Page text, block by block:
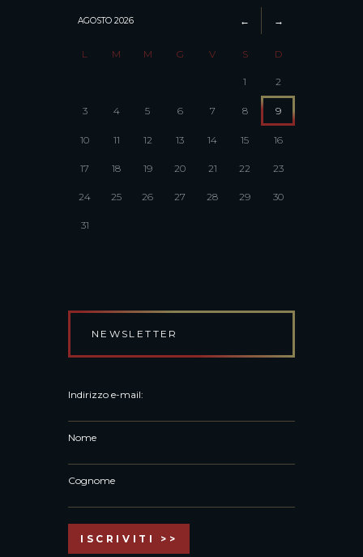
AGOSTO 2026
L M M G V S D
1 2
3 4 5 6 7 8 9
10 11 12 13 14 15 16
17 18 19 20 21 22 23
24 25 26 27 28 29 30
31
NEWSLETTER
Indirizzo e-mail:
Nome
Cognome